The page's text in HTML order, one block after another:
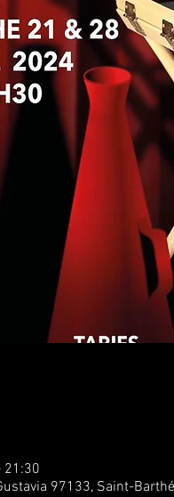
21:30
97133, Saint-